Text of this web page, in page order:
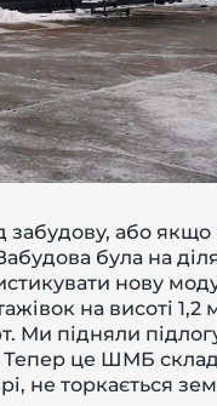
забудову, або
була на
нову
на висоті
підняли
Тепер це ШМБ
не торкається